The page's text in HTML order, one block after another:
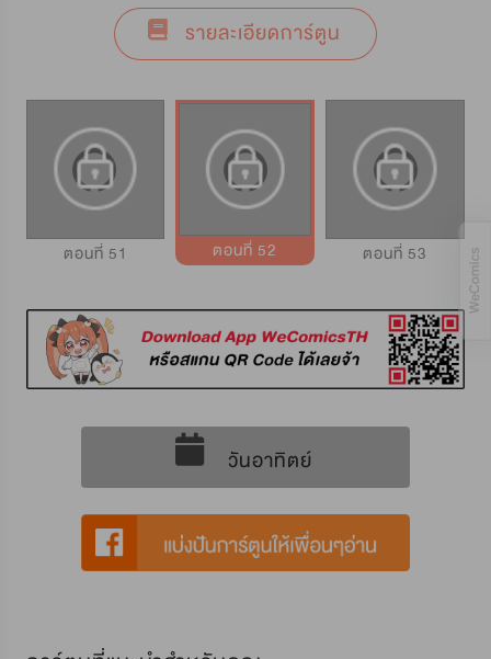
รายละเอียดการ์ตูน
ตอนที่ 51 ตอนที่ 52 ตอนที่ 53
วันอาทิตย์